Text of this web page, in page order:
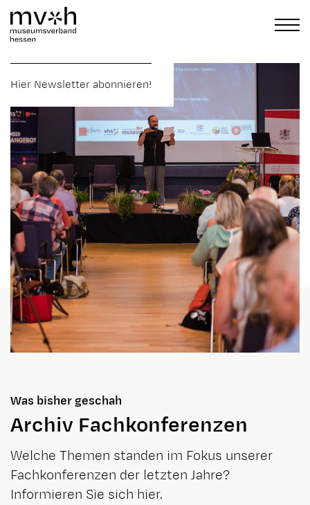
Hier Newsletter abonnieren!
Was bisher geschah
Archiv Fachkonferenzen
Welche Themen standen im Fokus unserer
Fachkonferenzen der letzten Jahre?
Informieren Sie sich hier.